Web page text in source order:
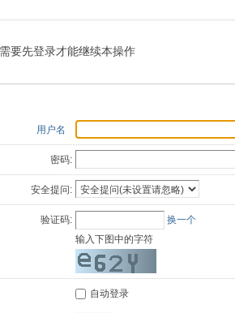
索
要先登录才能继续本操作
用户名
密码:
安全提问:
验证码:
换一个
输入下图中的字符
自动登录